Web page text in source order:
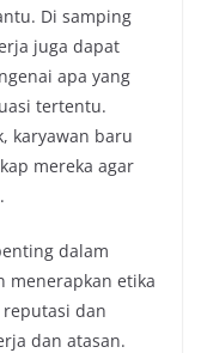
Di samping
juga dapat
apa yang
tertentu.
karyawan baru
mereka agar
dalam
menerapkan etika
dan
dan atasan.